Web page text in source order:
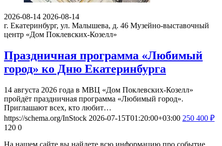
2026-08-14 2026-08-14
г. Екатеринбург, ул. Малышева, д. 46 Музейно-выставочный
центр «Дом Поклевских-Козелл»
Праздничная программа «Любимый
город» ко Дню Екатеринбурга
14 августа 2026 года в МВЦ «Дом Поклевских‑Козелл»
пройдёт праздничная программа «Любимый город».
Приглашают всех, кто любит…
https://schema.org/InStock 2026-07-15T01:20:00+03:00 250 400 ₽
120 0